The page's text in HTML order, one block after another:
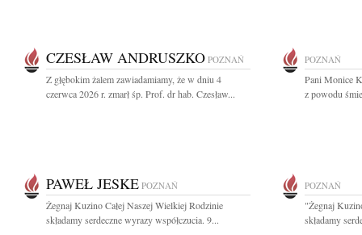
CZESŁAW ANDRUSZKO POZNAŃ
Z głębokim żalem zawiadamiamy, że w dniu 4
czerwca 2026 r. zmarł śp. Prof. dr hab. Czesław...
POZNAŃ
Pani Monice
z powodu
PAWEŁ JESKE POZNAŃ
Żegnaj Kuzino Całej Naszej Wielkiej Rodzinie
składamy serdeczne wyrazy współczucia. 9...
POZNAŃ
"Żegnaj
składamy